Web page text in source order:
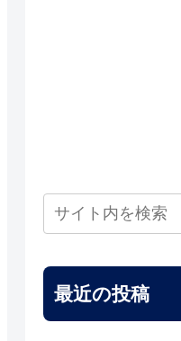
最近の投稿